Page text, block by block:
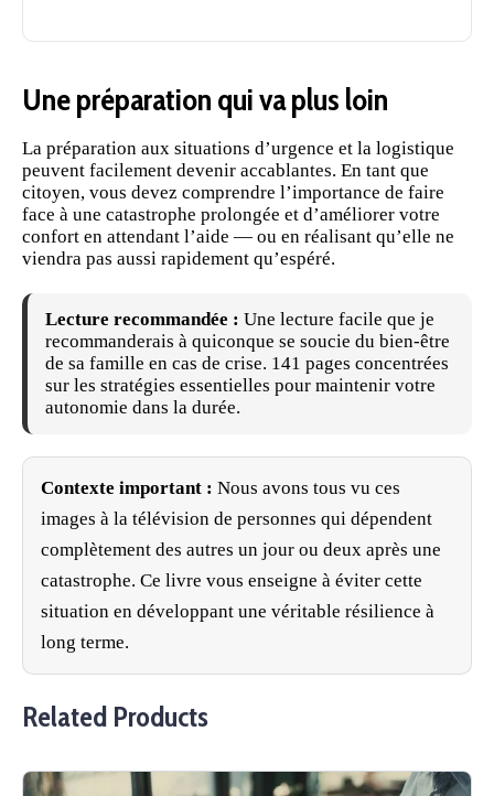
Une préparation qui va plus loin
La préparation aux situations d’urgence et la logistique
peuvent facilement devenir accablantes. En tant que
citoyen, vous devez comprendre l’importance de faire
face à une catastrophe prolongée et d’améliorer votre
confort en attendant l’aide — ou en réalisant qu’elle ne
viendra pas aussi rapidement qu’espéré.
Lecture recommandée : Une lecture facile que je
recommanderais à quiconque se soucie du bien-être
de sa famille en cas de crise. 141 pages concentrées
sur les stratégies essentielles pour maintenir votre
autonomie dans la durée.
Contexte important : Nous avons tous vu ces
images à la télévision de personnes qui dépendent
complètement des autres un jour ou deux après une
catastrophe. Ce livre vous enseigne à éviter cette
situation en développant une véritable résilience à
long terme.
Related Products